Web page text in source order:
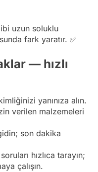
uzun soluklu
fark yaratır. ✅
— hızlı
yanınıza alın.
verilen malzemeleri
son dakika
hızlıca tarayın;
çalışın.